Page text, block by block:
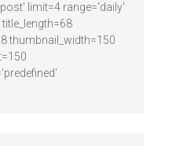
limit=4 range='daily'
thumbnail_width=150